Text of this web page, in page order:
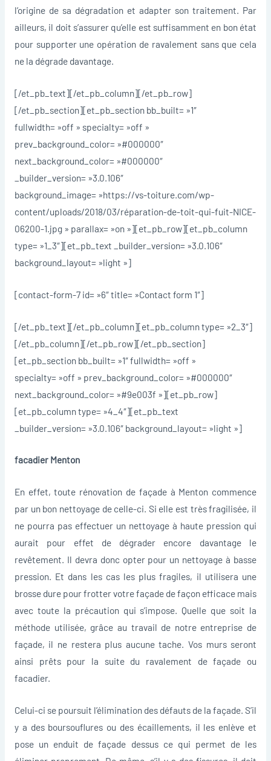
l’origine de sa dégradation et adapter son traitement. Par
ailleurs, il doit s’assurer qu’elle est suffisamment en bon état
pour supporter une opération de ravalement sans que cela
ne la dégrade davantage.
[/et_pb_text][/et_pb_column][/et_pb_row]
[/et_pb_section][et_pb_section bb_built= »1″
fullwidth= »off » specialty= »off »
prev_background_color= »#000000″
next_background_color= »#000000″
_builder_version= »3.0.106″
background_image= »https://vs-toiture.com/wp-
content/uploads/2018/03/réparation-de-toit-qui-fuit-NICE-
06200-1.jpg » parallax= »on »][et_pb_row][et_pb_column
type= »1_3″][et_pb_text _builder_version= »3.0.106″
background_layout= »light »]
[contact-form-7 id= »6″ title= »Contact form 1″]
[/et_pb_text][/et_pb_column][et_pb_column type= »2_3″]
[/et_pb_column][/et_pb_row][/et_pb_section]
[et_pb_section bb_built= »1″ fullwidth= »off »
specialty= »off » prev_background_color= »#000000″
next_background_color= »#9e003f »][et_pb_row]
[et_pb_column type= »4_4″][et_pb_text
_builder_version= »3.0.106″ background_layout= »light »]
facadier Menton
En effet, toute rénovation de façade à Menton commence
par un bon nettoyage de celle-ci. Si elle est très fragilisée, il
ne pourra pas effectuer un nettoyage à haute pression qui
aurait pour effet de dégrader encore davantage le
revêtement. Il devra donc opter pour un nettoyage à basse
pression. Et dans les cas les plus fragiles, il utilisera une
brosse dure pour frotter votre façade de façon efficace mais
avec toute la précaution qui s’impose. Quelle que soit la
méthode utilisée, grâce au travail de notre entreprise de
façade, il ne restera plus aucune tache. Vos murs seront
ainsi prêts pour la suite du ravalement de façade ou
facadier.
Celui-ci se poursuit l’élimination des défauts de la façade. S’il
y a des boursouflures ou des écaillements, il les enlève et
pose un enduit de façade dessus ce qui permet de les